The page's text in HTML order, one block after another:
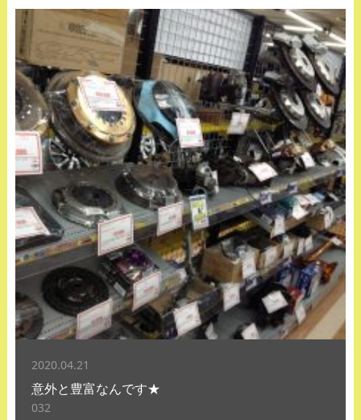
2020.04.21
意外と豊富なんです★
032